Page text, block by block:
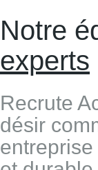
Notre
experts
Recrute
désir